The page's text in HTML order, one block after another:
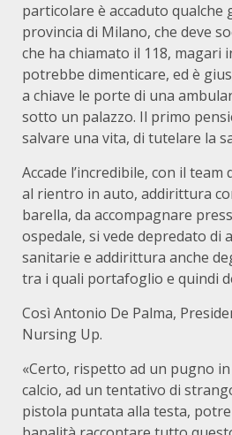
particolare è accaduto qualche
provincia di Milano, che deve
che ha chiamato il 118, magari
potrebbe dimenticare, ed è
a chiave le porte di una
sotto un palazzo. Il primo
salvare una vita, di tutelare la
Accade l’incredibile, con il
al rientro in auto, addirittura
barella, da accompagnare
ospedale, si vede depredato di
sanitarie e addirittura anche
tra i quali portafoglio e quindi
Così Antonio De Palma,
Nursing Up.
«Certo, rispetto ad un pugno
calcio, ad un tentativo di
pistola puntata alla testa,